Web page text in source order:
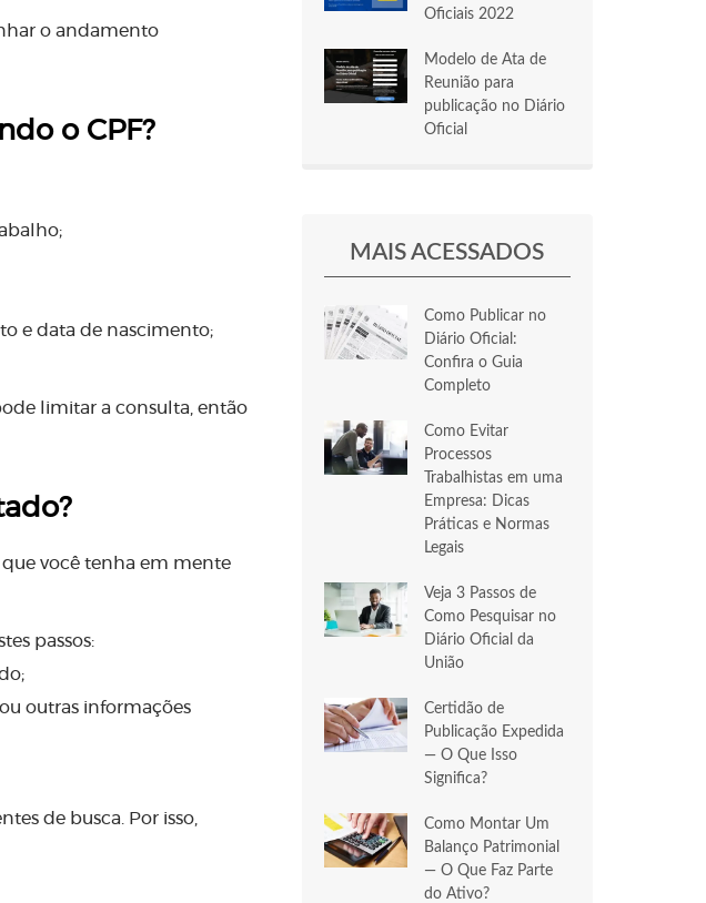
o andamento
o CPF?
e data de nascimento;
limitar a consulta, então
você tenha em mente
passos:
outras informações
de busca. Por isso,
Oficiais 2022
Modelo de Ata de
Reunião para
publicação no Diário
Oficial
MAIS ACESSADOS
Como Publicar no
Diário Oficial:
Confira o Guia
Completo
Como Evitar
Processos
Trabalhistas em uma
Empresa: Dicas
Práticas e Normas
Legais
Veja 3 Passos de
Como Pesquisar no
Diário Oficial da
União
Certidão de
Publicação Expedida
— O Que Isso
Significa?
Como Montar Um
Balanço Patrimonial
— O Que Faz Parte
do Ativo?